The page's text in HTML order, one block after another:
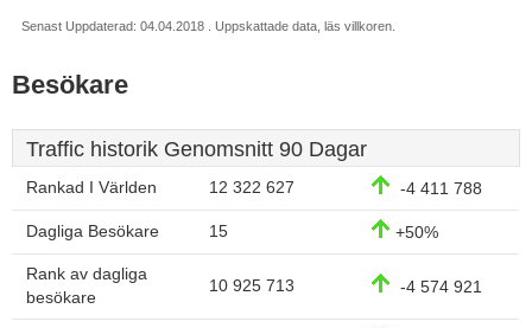
Senast Uppdaterad: 04.04.2018 . Uppskattade data, läs villkoren.
Besökare
Traffic historik Genomsnitt 90 Dagar
Rankad I Världen 12 322 627 -4 411 788
Dagliga Besökare 15 +50%
Rank av dagliga
besökare
10 925 713 -4 574 921